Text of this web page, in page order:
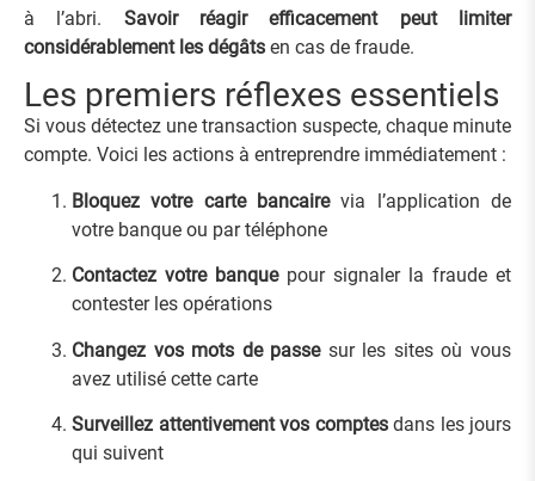
à l’abri. Savoir réagir efficacement peut limiter
considérablement les dégâts en cas de fraude.
Les premiers réflexes essentiels
Si vous détectez une transaction suspecte, chaque minute
compte. Voici les actions à entreprendre immédiatement :
Bloquez votre carte bancairevia l’application de
votre banque ou par téléphone
Contactez votre banquepour signaler la fraude et
contester les opérations
Changez vos mots de passesur les sites où vous
avez utilisé cette carte
Surveillez attentivement vos comptesdans les jours
qui suivent